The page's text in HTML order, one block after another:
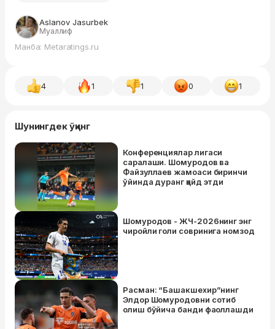
Aslanov Jasurbek
Муаллиф
Манба: Metaratings.ru
4 1 1 0 1
Шунингдек ўқинг
Конференциялар лигаси
саралаши. Шомуродов ва
Файзуллаев жамоаси биринчи
ўйинда дуранг қайд этди
Шомуродов - ЖЧ-2026нинг энг
чиройли голи совринига номзод
Расман: “Башакшехир”нинг
Элдор Шомуродовни сотиб
олиш бўйича банди фаоллашди